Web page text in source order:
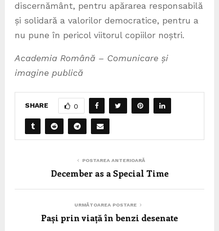
discernământ, pentru apărarea responsabilă
și solidară a valorilor democratice, pentru a
nu pune în pericol viitorul copiilor noștri.
Academia Română – Comunicare și
imagine publică
SHARE 0
POSTAREA ANTERIOARĂ
December as a Special Time
URMĂTOAREA POSTARE
Pași prin viață în benzi desenate